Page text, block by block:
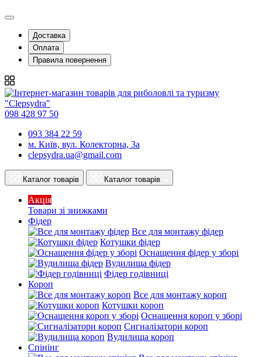
Доставка
Оплата
Правила повернення
098 428 97 50
093 384 22 59
м. Київ, вул. Колекторна, 3а
clepsydra.ua@gmail.com
Каталог товарів Каталог товарів
Акція
Товари зі знижками
Фідер
Все для монтажу фідер
Котушки фідер
Оснащення фідер у зборі
Вудилища фідер
Фідер годівниці
Короп
Все для монтажу короп
Котушки короп
Оснащення короп у зборі
Сигналізатори короп
Вудилища короп
Спінінг